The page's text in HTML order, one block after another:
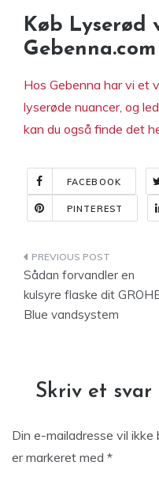
Køb Lyserød
Gebenna.com
Hos Gebenna har vi et
lyserøde nuancer, og
kan du også finde det
FACEBOOK
PINTEREST
Sådan forvandler en
kulsyre flaske dit
Blue vandsystem
Skriv et svar
Din e-mailadresse vil ikke
er markeret med *